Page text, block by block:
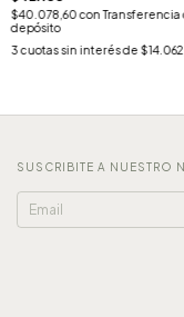
$40.078,60con Transferencia
depósito
3 cuotas sin interés de
SUSCRIBITE A NUESTRO